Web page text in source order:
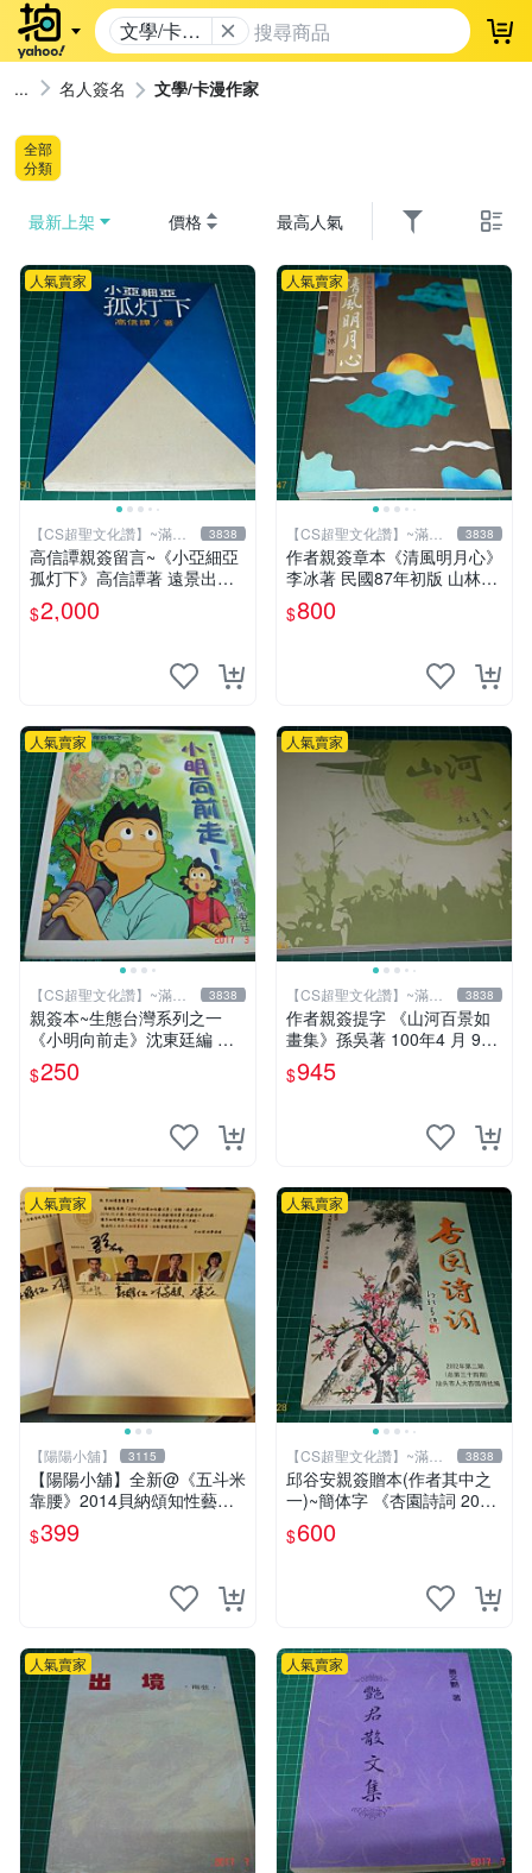
文學/卡漫
作家
登
名人簽名 文學/卡漫作家
全部
分類
最新上架 價格 最高人氣
人氣賣家
【CS超聖文化讚】~滿千
元送運
3838
高信譚親簽留言~《小亞細亞
孤灯下》高信譚著 遠景出版
民國73年再版 書緣有斑 【C
S 超聖文化讚】
$2,000
人氣賣家
【CS超聖文化讚】~滿千
元送運
3838
作者親簽章本《清風明月心》
李冰著 民國87年初版 山林書
局出版 書緣有微斑 【CS 超
聖文化讚】
$800
人氣賣家
【CS超聖文化讚】~滿千
元送運
3838
親簽本~生態台灣系列之一
《小明向前走》沈東廷編 東
廷漫畫工作室 民國92年 大本
【CS 超聖文化讚】
$250
人氣賣家
【CS超聖文化讚】~滿千
元送運
3838
作者親簽提字 《山河百景如
畫集》孫吳著 100年4 月 9成
新 【CS超聖文化讚】
$945
人氣賣家
【陽陽小舖】 3115
【陽陽小舖】全新@《五斗米
靠腰》2014貝納頌知性藝文
季 演員親筆簽名邀請函(馬克
黃迪揚 郭耀仁 林家麒 蔡亘
$399
人氣賣家
【CS超聖文化讚】~滿千
元送運
3838
邱谷安親簽贈本(作者其中之
一)~簡体字 《杏園詩詞 2002
年第二期 》汕頭市人大杏園
$600
人氣賣家 人氣賣家